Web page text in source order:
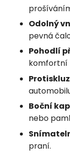
Odolný
pevná
Pohodlí
komfortní
Boční
nebo
praní.